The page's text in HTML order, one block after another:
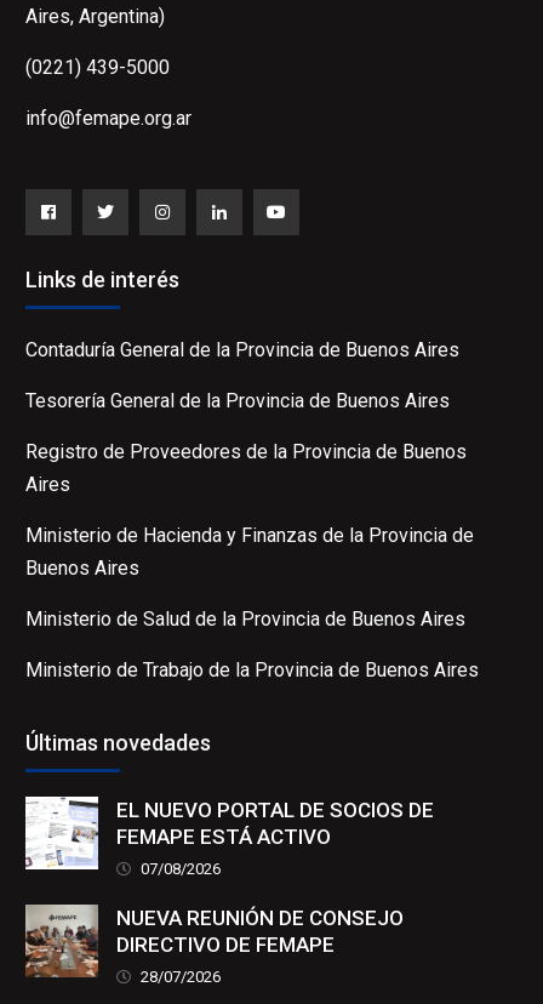
Aires, Argentina)
(0221) 439-5000
info@femape.org.ar
Links de interés
Contaduría General de la Provincia de Buenos Aires
Tesorería General de la Provincia de Buenos Aires
Registro de Proveedores de la Provincia de Buenos
Aires
Ministerio de Hacienda y Finanzas de la Provincia de
Buenos Aires
Ministerio de Salud de la Provincia de Buenos Aires
Ministerio de Trabajo de la Provincia de Buenos Aires
Últimas novedades
EL NUEVO PORTAL DE SOCIOS DE
FEMAPE ESTÁ ACTIVO
07/08/2026
NUEVA REUNIÓN DE CONSEJO
DIRECTIVO DE FEMAPE
28/07/2026